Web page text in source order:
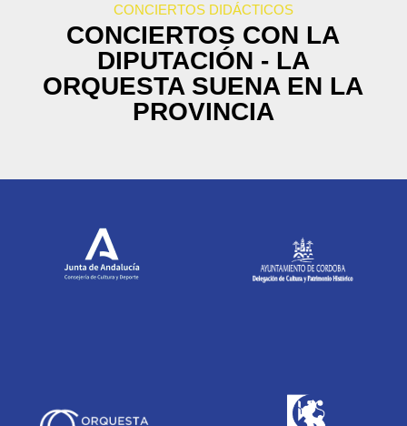
CONCIERTOS DIDÁCTICOS
CONCIERTOS CON LA
DIPUTACIÓN - LA
ORQUESTA SUENA EN LA
PROVINCIA